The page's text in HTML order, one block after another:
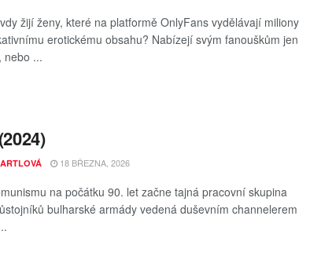
žijí ženy, které na platformě OnlyFans vydělávají miliony
erotickému obsahu? Nabízejí svým fanouškům jen
nebo ...
18 BŘEZNA, 2026
na počátku 90. let začne tajná pracovní skupina
bulharské armády vedená duševním channelerem